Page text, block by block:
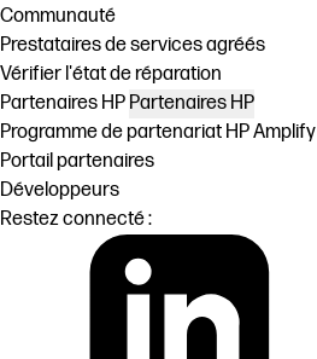
Communauté
Prestataires de services agréés
Vérifier l'état de réparation
Partenaires HP Partenaires HP
Programme de partenariat HP Amplify
Portail partenaires
Développeurs
Restez connecté :